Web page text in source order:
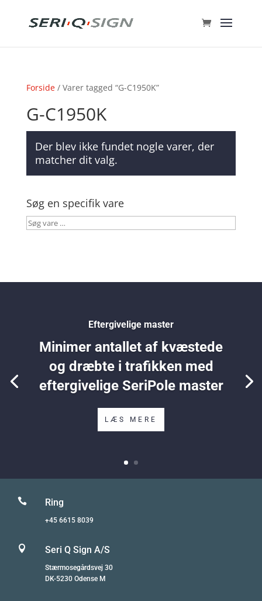
Forside/ Varer tagged “G-C1950K”
G-C1950K
Der blev ikke fundet nogle varer, der
matcher dit valg.
Søg en specifik vare
Søg
Eftergivelige master
Minimer antallet af kvæstede
og dræbte i trafikken med
eftergivelige SeriPole master
LÆS MERE
 Ring
+45 6615 8039
 Seri Q Sign A/S
Stærmosegårdsvej 30
DK-5230 Odense M